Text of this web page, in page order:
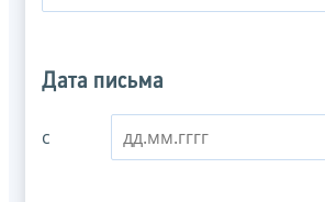
Дата письма
с